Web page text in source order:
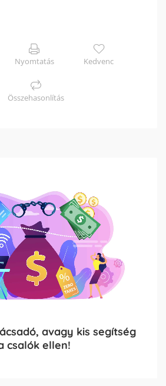
Nyomtatás Kedvenc
Összehasonlítás
avagy kis segítség
csalók ellen!